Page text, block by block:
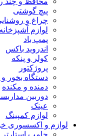
پیچ گوشتی
چراغ و
لوازم آشپزخانه
پمپ باد
اندروید باکس
کولر و پنکه
پروژکتور
دستگاه بخور
دمنده و مکنده
دوربین
عینک
لوازم کمپینگ
لوازم و اکسسوری